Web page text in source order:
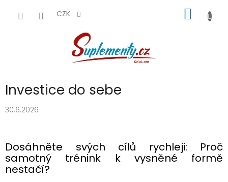
CZK
KOŠÍK
Investice do sebe
30.6.2026
Dosáhněte svých cílů rychleji: Proč
samotný trénink k vysněné formě
nestačí?